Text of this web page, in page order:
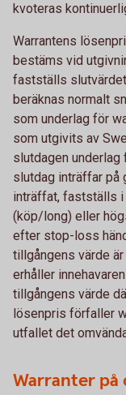
kvoteras
Warrantens
bestäms vid
fastställs
beräknas normalt
som underlag för
som utgivits av
slutdagen
slutdag inträffar på
inträffat, fastställs
(köp/long) eller
efter stop-loss
tillgångens värde
erhåller
tillgångens värde
lösenpris förfaller
utfallet det
Warranter på